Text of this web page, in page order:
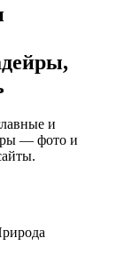
и
— фото и